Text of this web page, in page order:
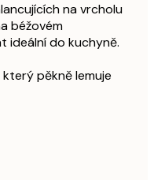
na vrcholu
béžovém
ideální do kuchyně.
pěkně lemuje